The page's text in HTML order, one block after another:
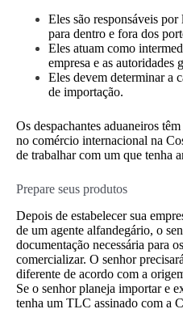
Eles são responsáveis
para dentro e fora dos
Eles atuam como
empresa e as autoridades
Eles devem determinar a
de importação.
Os despachantes aduaneiros
no comércio internacional na
de trabalhar com um que tenha
Prepare seus produtos
Depois de estabelecer sua
de um agente alfandegário, o
documentação necessária para
comercializar. O senhor
diferente de acordo com a
Se o senhor planeja importar e
tenha um TLC assinado com a